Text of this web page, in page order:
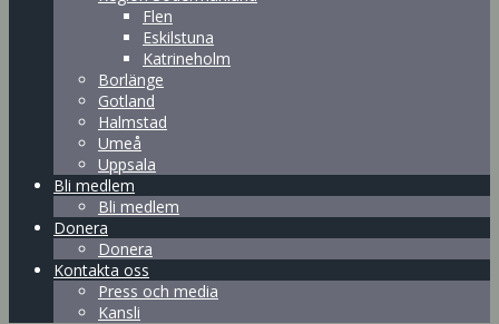
Flen
Eskilstuna
Katrineholm
Borlänge
Gotland
Halmstad
Umeå
Uppsala
Bli medlem
Bli medlem
Donera
Donera
Kontakta oss
Press och media
Kansli